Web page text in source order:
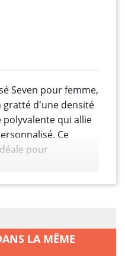
Seven pour femme,
d'une densité
polyvalente qui allie
Ce
pour
une touche
Supérieure: Le
à partir de
LA MÊME